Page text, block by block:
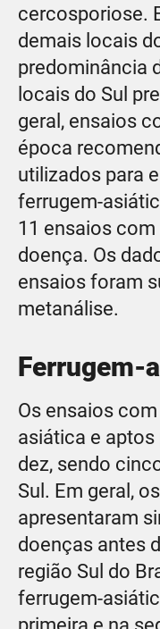
cercosporiose.
demais locais
predominância
locais do Sul
geral, ensaios
época
utilizados para
ferrugem-
11 ensaios
doença. Os
ensaios foram
metanálise.
Ferrugem-
Os ensaios
asiática e
dez, sendo
Sul. Em geral,
apresentaram
doenças antes
região Sul do
ferrugem-